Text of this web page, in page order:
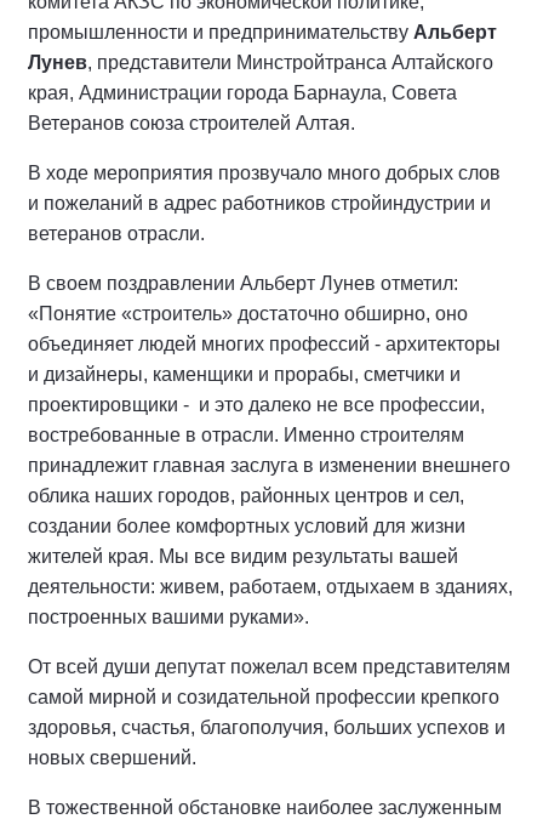
промышленности и предпринимательству Альберт
Лунев, представители Минстройтранса Алтайского
края, Администрации города Барнаула, Совета
Ветеранов союза строителей Алтая.
В ходе мероприятия прозвучало много добрых слов
и пожеланий в адрес работников стройиндустрии и
ветеранов отрасли.
В своем поздравлении Альберт Лунев отметил:
«Понятие «строитель» достаточно обширно, оно
объединяет людей многих профессий - архитекторы
и дизайнеры, каменщики и прорабы, сметчики и
проектировщики - и это далеко не все профессии,
востребованные в отрасли. Именно строителям
принадлежит главная заслуга в изменении внешнего
облика наших городов, районных центров и сел,
создании более комфортных условий для жизни
жителей края. Мы все видим результаты вашей
деятельности: живем, работаем, отдыхаем в зданиях,
построенных вашими руками».
От всей души депутат пожелал всем представителям
самой мирной и созидательной профессии крепкого
здоровья, счастья, благополучия, больших успехов и
новых свершений.
В тожественной обстановке наиболее заслуженным